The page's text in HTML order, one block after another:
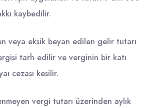
kaybedilir.
veya eksik beyan edilen gelir tutarı
tarh edilir ve verginin bir katı
cezası kesilir.
vergi tutarı üzerinden aylık